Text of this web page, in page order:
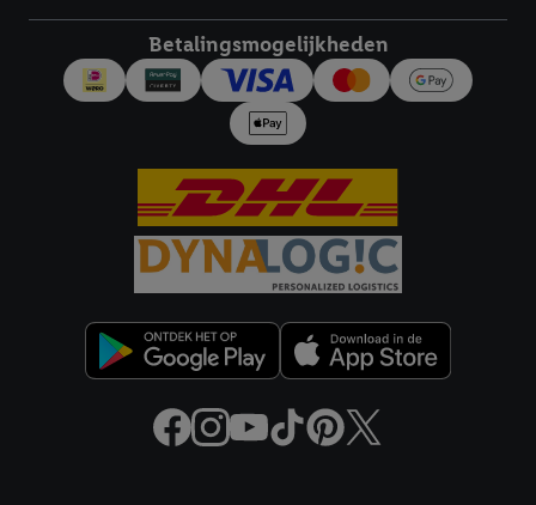
Betalingsmogelijkheden